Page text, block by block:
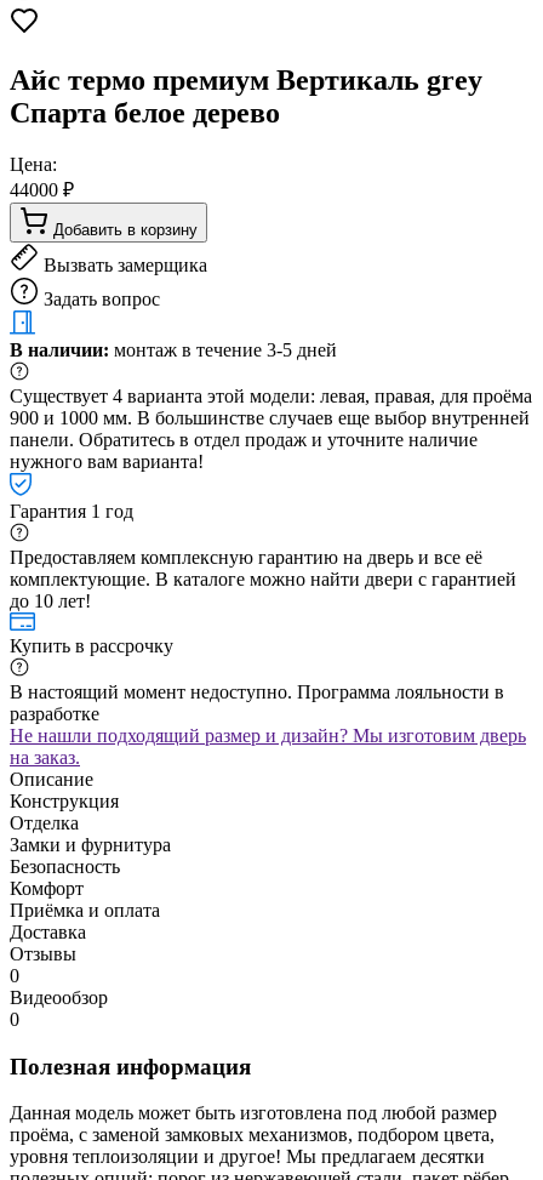
Айс термо премиум Вертикаль grey
Спарта белое дерево
Цена:
44000 ₽
Добавить в корзину
Вызвать замерщика
Задать вопрос
В наличии: монтаж в течение 3-5 дней
Существует 4 варианта этой модели: левая, правая, для проёма
900 и 1000 мм. В большинстве случаев еще выбор внутренней
панели. Обратитесь в отдел продаж и уточните наличие
нужного вам варианта!
Гарантия 1 год
Предоставляем комплексную гарантию на дверь и все её
комплектующие. В каталоге можно найти двери с гарантией
до 10 лет!
Купить в рассрочку
В настоящий момент недоступно. Программа лояльности в
разработке
Не нашли подходящий размер и дизайн? Мы изготовим дверь
на заказ.
Описание
Конструкция
Отделка
Замки и фурнитура
Безопасность
Комфорт
Приёмка и оплата
Доставка
Отзывы
0
Видеообзор
0
Полезная информация
Данная модель может быть изготовлена под любой размер
проёма, с заменой замковых механизмов, подбором цвета,
уровня теплоизоляции и другое! Мы предлагаем десятки